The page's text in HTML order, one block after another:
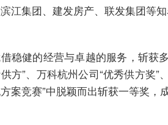
江集团、建发房产、联发集团等
稳健的经营与卓越的服务，斩获
方”、万科杭州公司“优秀供方奖
案竞赛”中脱颖而出斩获一等奖，